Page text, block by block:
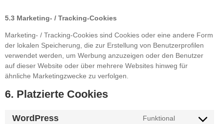
5.3 Marketing- / Tracking-Cookies
Marketing- / Tracking-Cookies sind Cookies oder eine andere Form
der lokalen Speicherung, die zur Erstellung von Benutzerprofilen
verwendet werden, um Werbung anzuzeigen oder den Benutzer
auf dieser Website oder über mehrere Websites hinweg für
ähnliche Marketingzwecke zu verfolgen.
6. Platzierte Cookies
WordPress Funktional